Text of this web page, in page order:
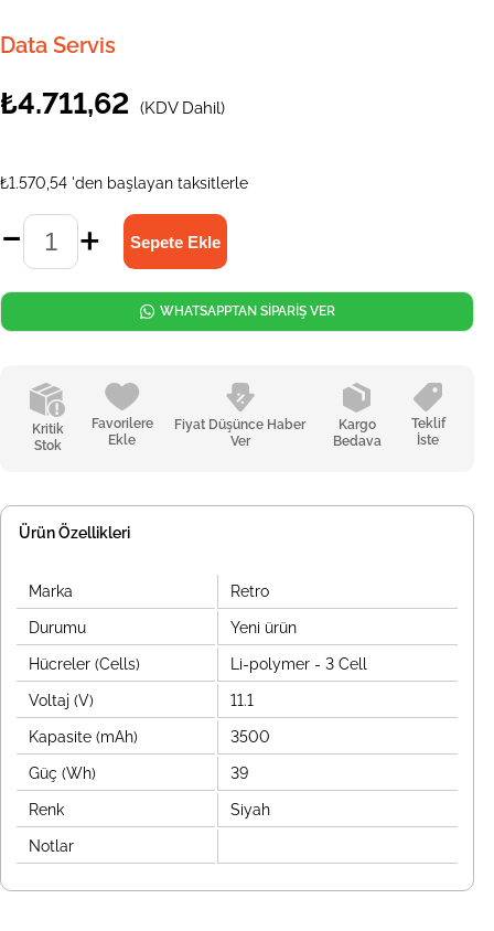
Data Servis
₺4.711,62 (KDV Dahil)
₺1.570,54 'den başlayan taksitlerle
Kritik
Stok
Favorilere
Ekle
Fiyat Düşünce Haber
Ver
Kargo
Bedava
Teklif
İste
WHATSAPPTAN SİPARİŞ VER
Ürün Özellikleri
Marka Retro
Durumu Yeni ürün
Hücreler (Cells) Li-polymer - 3 Cell
Voltaj (V) 11.1
Kapasite (mAh) 3500
Güç (Wh) 39
Renk Siyah
Notlar